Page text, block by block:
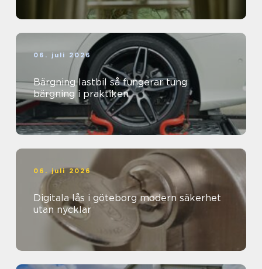
06. juli 2026
Bärgning lastbil så fungerar tung
bärgning i praktiken
06. juli 2026
Digitala lås i göteborg modern säkerhet
utan nycklar